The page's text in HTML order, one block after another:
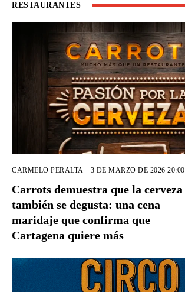
RESTAURANTES
CARMELO PERALTA - 3 DE MARZO DE 2026 20:00
Carrots demuestra que la cerveza
también se degusta: una cena
maridaje que confirma que
Cartagena quiere más